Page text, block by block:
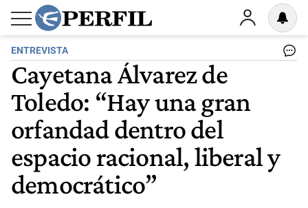
ENTREVISTA
Cayetana Álvarez de
Toledo: “Hay una gran
orfandad dentro del
espacio racional, liberal y
democrático”